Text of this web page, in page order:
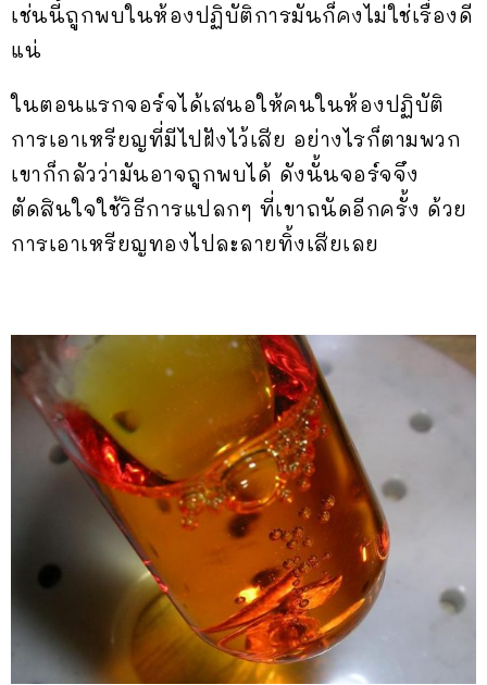
เช่นนี้ถูกพบในห้องปฏิบัติการมันก็คงไม่ใช่เรื่องดี
แน่
ในตอนแรกจอร์จได้เสนอให้คนในห้องปฏิบัติ
การเอาเหรียญที่มีไปฝังไว้เสีย อย่างไรก็ตามพวก
เขาก็กลัวว่ามันอาจถูกพบได้ ดังนั้นจอร์จจึง
ตัดสินใจใช้วิธีการแปลกๆ ที่เขาถนัดอีกครั้ง ด้วย
การเอาเหรียญทองไปละลายทิ้งเสียเลย